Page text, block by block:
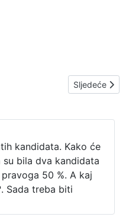
Sljedeći
Sljedeće
kandidata. Kako će
su bila dva kandidata
50 %. A kaj
Sada treba biti